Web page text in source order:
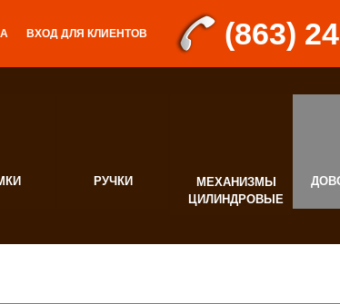
ВХОД ДЛЯ КЛИЕНТОВ
РУЧКИ
МЕХАНИЗМЫ
ЦИЛИНДРОВЫЕ
(863)